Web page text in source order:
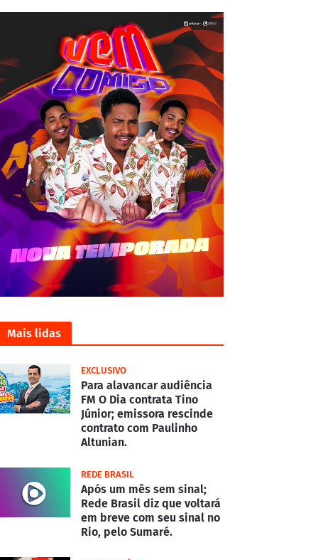
Mais lidas
EXCLUSIVO
Para alavancar audiência
FM O Dia contrata Tino
Júnior; emissora rescinde
contrato com Paulinho
Altunian.
REDE BRASIL
Após um mês sem sinal;
Rede Brasil diz que voltará
em breve com seu sinal no
Rio, pelo Sumaré.